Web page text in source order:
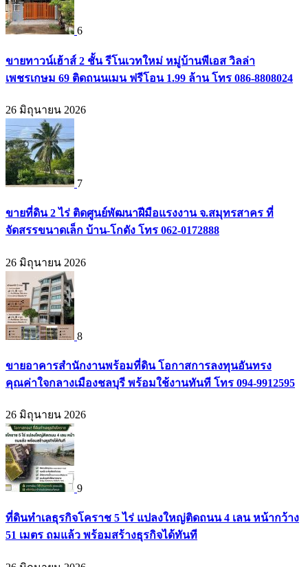
6
ขายทาวน์เฮ้าส์ 2 ชั้น รีโนเวทใหม่ หมู่บ้านพีเอส วิลล่า
เพชรเกษม 69 ติดถนนเมน ฟรีโอน 1.99 ล้าน โทร 086-8808024
26 มิถุนายน 2026
7
ขายที่ดิน 2 ไร่ ติดศูนย์พัฒนาฝีมือแรงงาน จ.สมุทรสาคร ที่
จัดสรรขนาดเล็ก บ้าน-โกดัง โทร 062-0172888
26 มิถุนายน 2026
8
ขายอาคารสำนักงานพร้อมที่ดิน โอกาสการลงทุนอันทรง
คุณค่าใจกลางเมืองชลบุรี พร้อมใช้งานทันที โทร 094-9912595
26 มิถุนายน 2026
9
ที่ดินทำเลธุรกิจโคราช 5 ไร่ แปลงใหญ่ติดถนน 4 เลน หน้ากว้าง
51 เมตร ถมแล้ว พร้อมสร้างธุรกิจได้ทันที